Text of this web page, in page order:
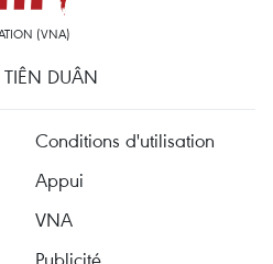
(VNA)
DUÂN
Conditions d'utilisation
Appui
VNA
Publicité